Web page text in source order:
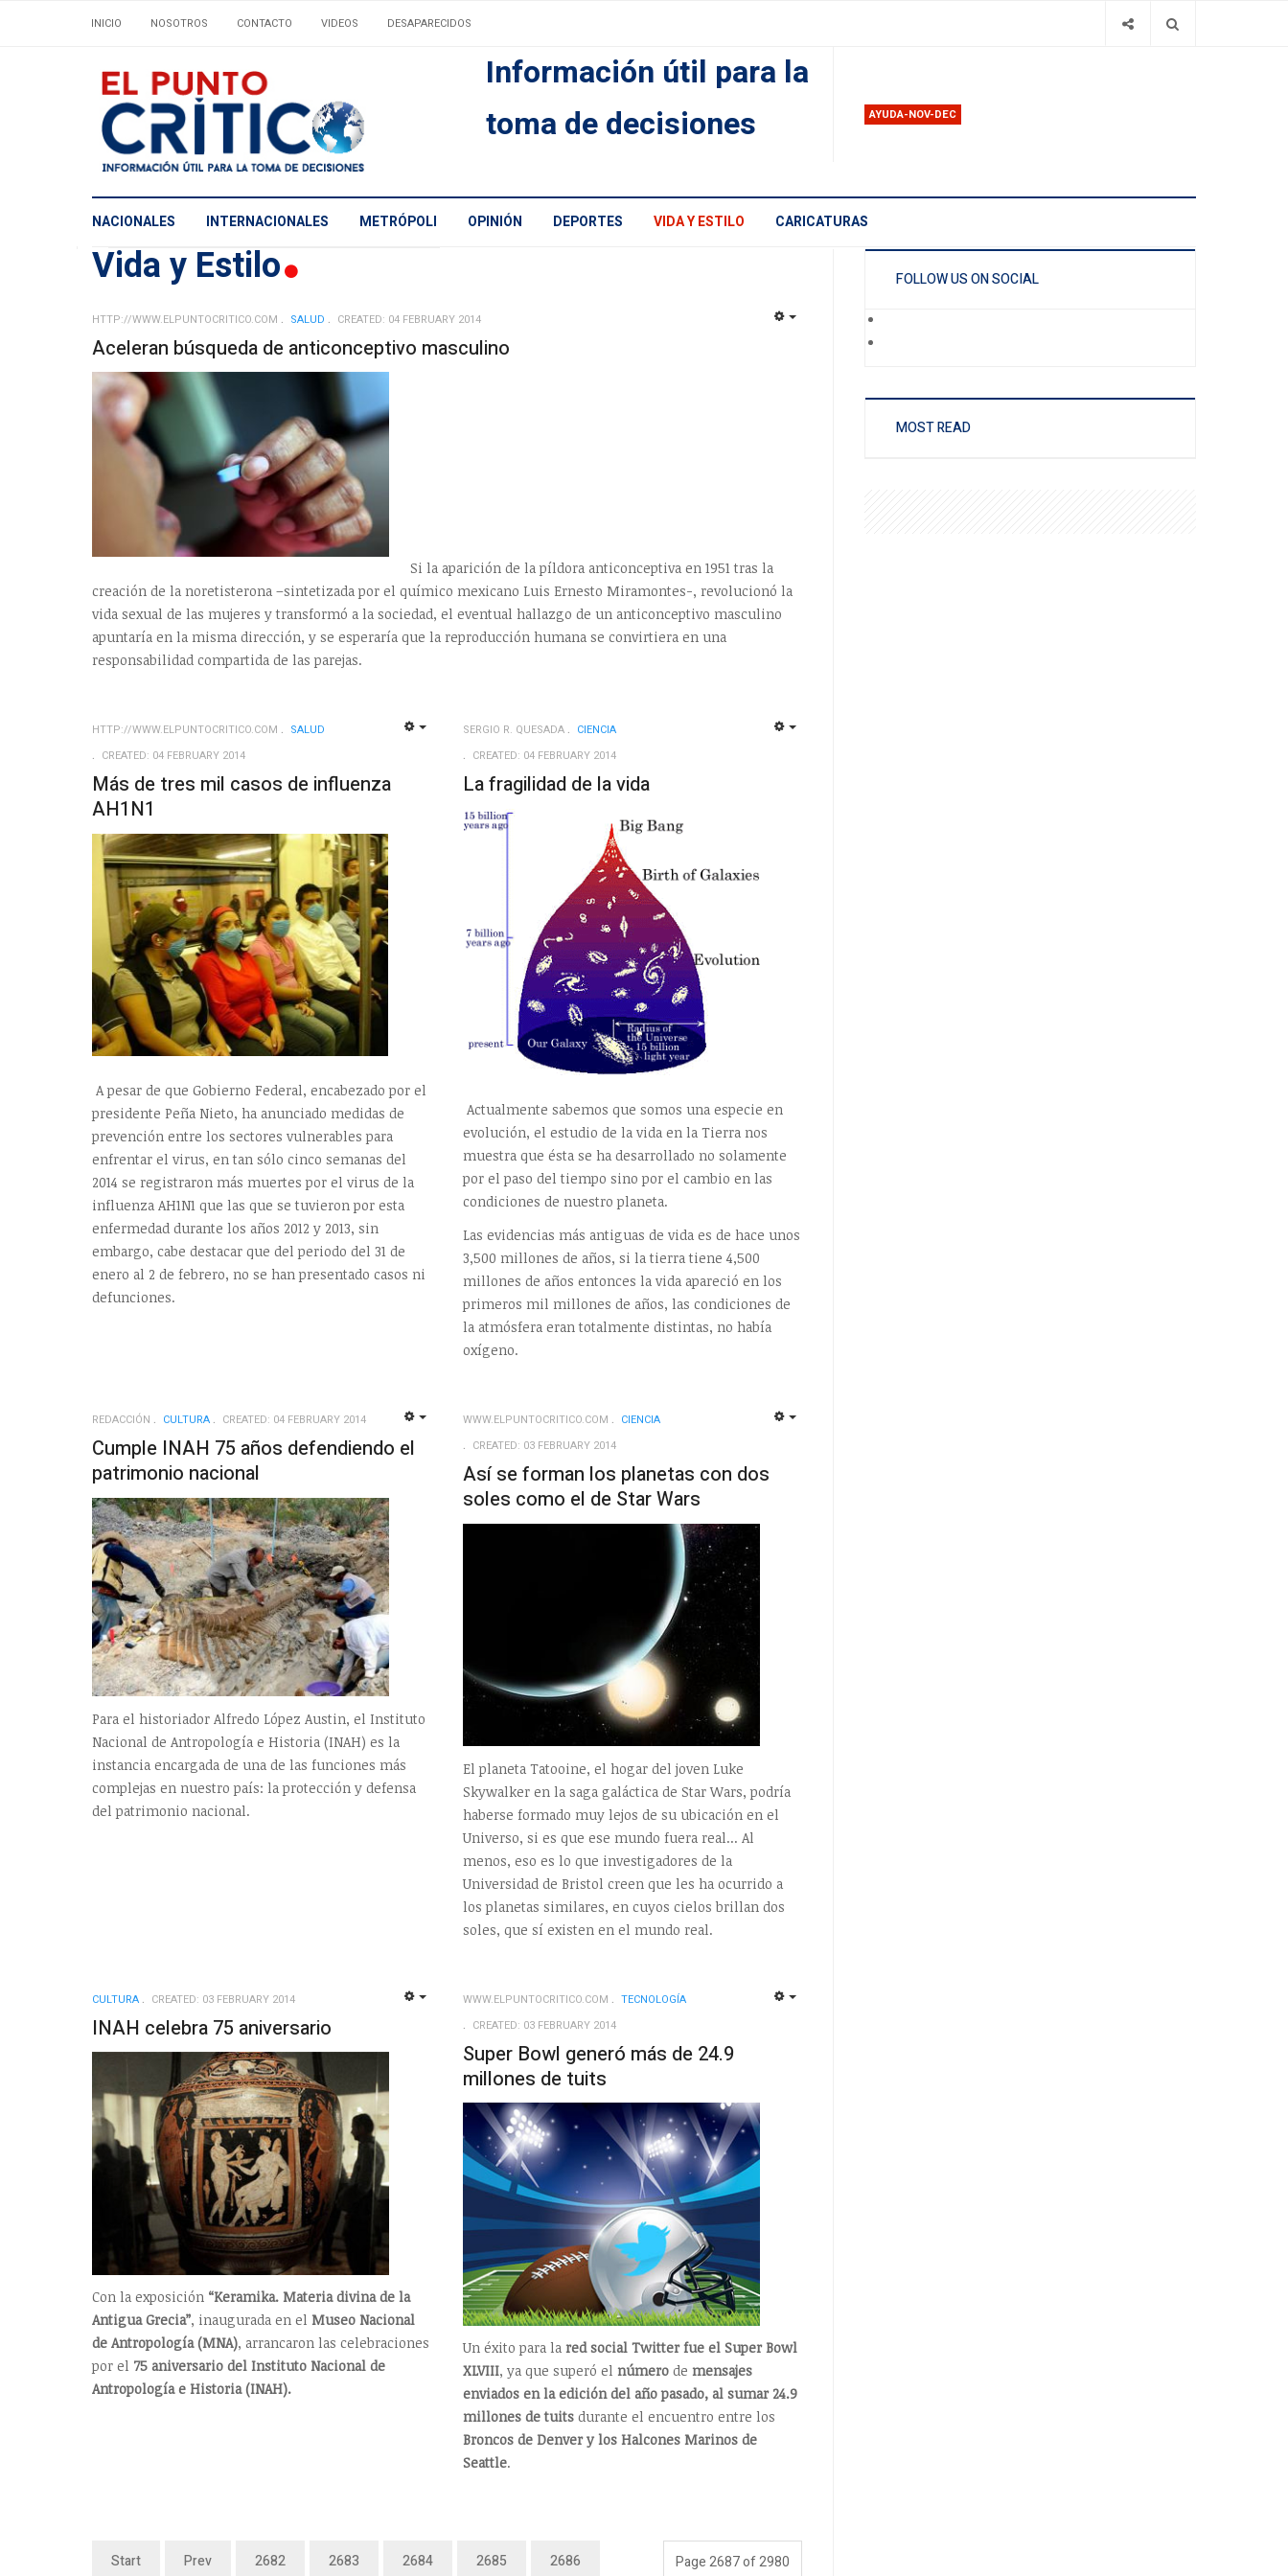
INICIO NOSOTROS CONTACTO VIDEOS DESAPARECIDOS
Información útil para la
toma de decisiones
AYUDA-NOV-DEC
NACIONALES INTERNACIONALES METRÓPOLI OPINIÓN DEPORTES VIDA Y ESTILO CARICATURAS
Vida y Estilo
HTTP://WWW.ELPUNTOCRITICO.COM SALUD CREATED: 04 FEBRUARY 2014
Aceleran búsqueda de anticonceptivo masculino
Si la aparición de la píldora anticonceptiva en 1951 tras la
creación de la noretisterona –sintetizada por el químico mexicano Luis Ernesto Miramontes-, revolucionó la
vida sexual de las mujeres y transformó a la sociedad, el eventual hallazgo de un anticonceptivo masculino
apuntaría en la misma dirección, y se esperaría que la reproducción humana se convirtiera en una
responsabilidad compartida de las parejas.
HTTP://WWW.ELPUNTOCRITICO.COM
SALUD
CREATED: 04 FEBRUARY 2014
Más de tres mil casos de influenza
AH1N1
A pesar de que Gobierno Federal, encabezado por el
presidente Peña Nieto, ha anunciado medidas de
prevención entre los sectores vulnerables para
enfrentar el virus, en tan sólo cinco semanas del
2014 se registraron más muertes por el virus de la
influenza AH1N1 que las que se tuvieron por esta
enfermedad durante los años 2012 y 2013, sin
embargo, cabe destacar que del periodo del 31 de
enero al 2 de febrero, no se han presentado casos ni
defunciones.
SERGIO R. QUESADA
CIENCIA
CREATED: 04 FEBRUARY 2014
La fragilidad de la vida
Actualmente sabemos que somos una especie en
evolución, el estudio de la vida en la Tierra nos
muestra que ésta se ha desarrollado no solamente
por el paso del tiempo sino por el cambio en las
condiciones de nuestro planeta.
Las evidencias más antiguas de vida es de hace unos
3,500 millones de años, si la tierra tiene 4,500
millones de años entonces la vida apareció en los
primeros mil millones de años, las condiciones de
la atmósfera eran totalmente distintas, no había
oxígeno.
REDACCIÓN CULTURA CREATED: 04 FEBRUARY 2014
Cumple INAH 75 años defendiendo el
patrimonio nacional
Para el historiador Alfredo López Austin, el Instituto
Nacional de Antropología e Historia (INAH) es la
instancia encargada de una de las funciones más
complejas en nuestro país: la protección y defensa
del patrimonio nacional.
WWW.ELPUNTOCRITICO.COM
CIENCIA
CREATED: 03 FEBRUARY 2014
Así se forman los planetas con dos
soles como el de Star Wars
El planeta Tatooine, el hogar del joven Luke
Skywalker en la saga galáctica de Star Wars, podría
haberse formado muy lejos de su ubicación en el
Universo, si es que ese mundo fuera real... Al
menos, eso es lo que investigadores de la
Universidad de Bristol creen que les ha ocurrido a
los planetas similares, en cuyos cielos brillan dos
soles, que sí existen en el mundo real.
CULTURA CREATED: 03 FEBRUARY 2014
INAH celebra 75 aniversario
Con la exposición “Keramika. Materia divina de la
Antigua Grecia”, inaugurada en el Museo Nacional
de Antropología (MNA), arrancaron las celebraciones
por el 75 aniversario del Instituto Nacional de
Antropología e Historia (INAH).
WWW.ELPUNTOCRITICO.COM
TECNOLOGÍ­A
CREATED: 03 FEBRUARY 2014
Super Bowl generó más de 24.9
millones de tuits
Un éxito para la red social Twitter fue el Super Bowl
XLVIII, ya que superó el númerode mensajes
enviados en la edición del año pasado, al sumar 24.9
millones de tuitsdurante el encuentro entre los
Broncos de Denver y los Halcones Marinos de
Seattle.
Page 2687 of 2980
Start Prev 2682 2683 2684 2685 2686
FOLLOW US ON SOCIAL
MOST READ